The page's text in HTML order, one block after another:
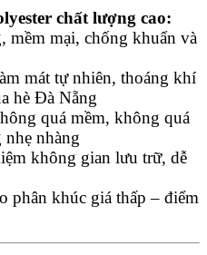
chất lượng cao:
mềm mại, chống khuẩn và
mát tự nhiên, thoáng khí
hè Đà Nẵng
quá mềm, không quá
nhàng
không gian lưu trữ, dễ
phân khúc giá thấp – điểm